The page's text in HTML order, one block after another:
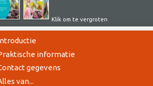
Klik om te vergroten
informatie
gegevens
van...